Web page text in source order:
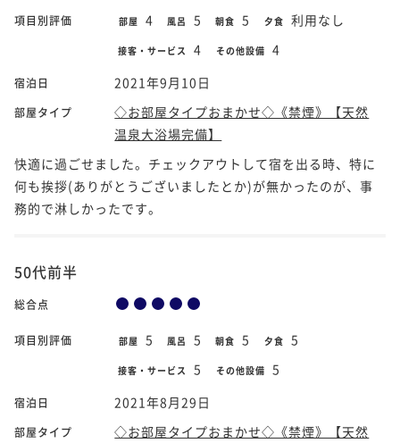
項目別評価 部屋 4 風呂 5 朝食 5 夕食 利用なし
接客・サービス 4 その他設備 4
宿泊日 2021年9月10日
部屋タイプ
◇お部屋タイプおまかせ◇《禁煙》【天然
温泉大浴場完備】
快適に過ごせました。チェックアウトして宿を出る時、特に
何も挨拶(ありがとうございましたとか)が無かったのが、事
務的で淋しかったです。
50代前半
総合点
項目別評価 部屋 5 風呂 5 朝食 5 夕食 5
接客・サービス 5 その他設備 5
宿泊日 2021年8月29日
部屋タイプ
◇お部屋タイプおまかせ◇《禁煙》【天然